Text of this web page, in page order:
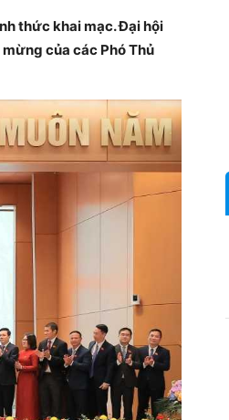
thức khai mạc. Đại hội
của các Phó Thủ